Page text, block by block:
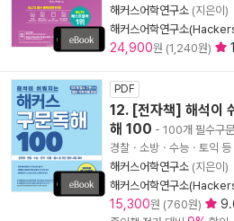
해커스어학연구소 (지은이)
해커스어학연구소
24,900원 (1,240원)
PDF
12. [전자책] 해석이
해 100 - 100개 필수구
경찰ㆍ소방ㆍ수능ㆍ토익 등
해커스어학연구소 (지은이)
해커스어학연구소
15,300원 (760원)